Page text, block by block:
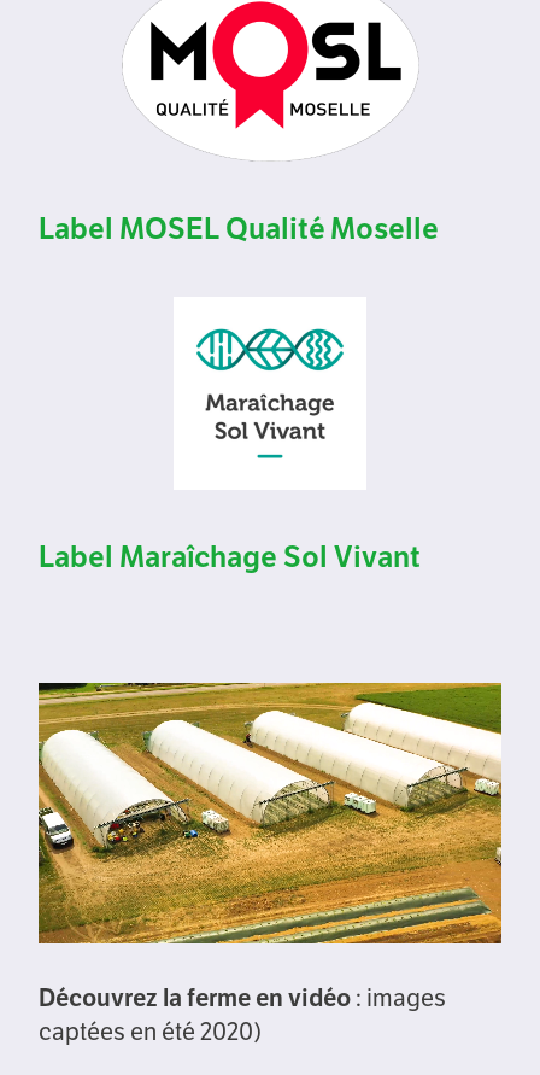
Label MOSEL Qualité Moselle
Label Maraîchage Sol Vivant
Découvrez la ferme en vidéo : images
captées en été 2020)